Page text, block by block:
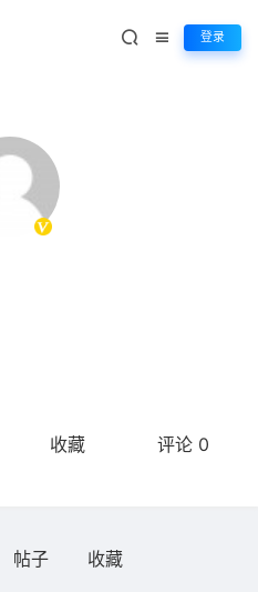
登录
收藏 评论 0
帖子 收藏